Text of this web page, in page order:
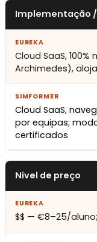
Implementação
Cloud SaaS,
Archimedes),
Cloud SaaS,
por equipas;
certificados
Nível de preço
$$ — €8–25/